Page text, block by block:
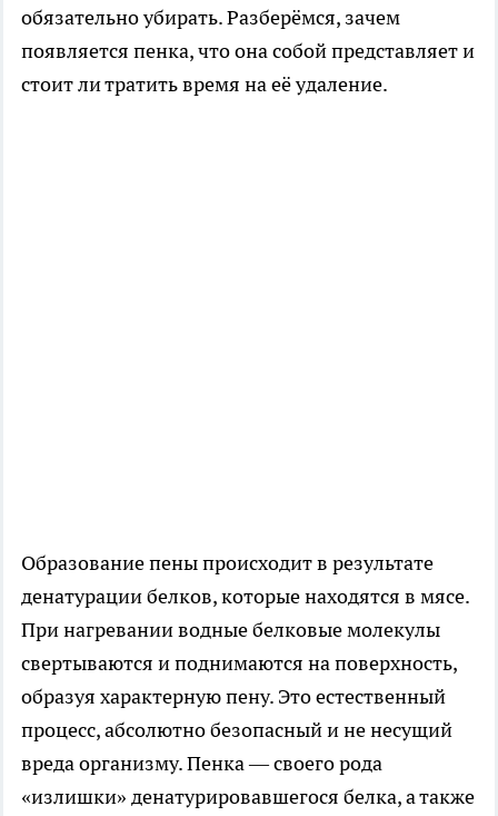
обязательно убирать. Разберёмся, зачем
появляется пенка, что она собой представляет и
стоит ли тратить время на её удаление.
Образование пены происходит в результате
денатурации белков, которые находятся в мясе.
При нагревании водные белковые молекулы
свертываются и поднимаются на поверхность,
образуя характерную пену. Это естественный
процесс, абсолютно безопасный и не несущий
вреда организму. Пенка — своего рода
«излишки» денатурировавшегося белка, а также